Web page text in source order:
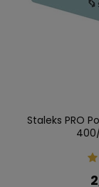
Staleks PRO